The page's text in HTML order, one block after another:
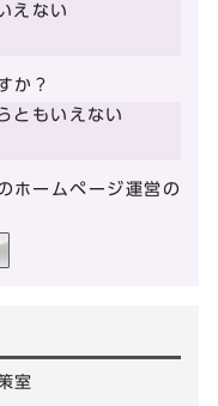
えない
か？
ともいえない
ホームページ運営の
室